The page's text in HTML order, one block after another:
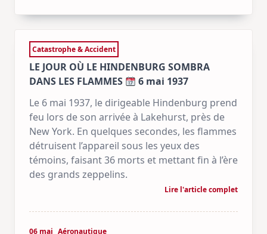
Catastrophe & Accident
LE JOUR OÙ LE HINDENBURG SOMBRA
DANS LES FLAMMES
6 mai 1937
Le 6 mai 1937, le dirigeable Hindenburg prend
feu lors de son arrivée à Lakehurst, près de
New York. En quelques secondes, les flammes
détruisent l’appareil sous les yeux des
témoins, faisant 36 morts et mettant fin à l’ère
des grands zeppelins.
Lire l'article complet
06 mai Aéronautique